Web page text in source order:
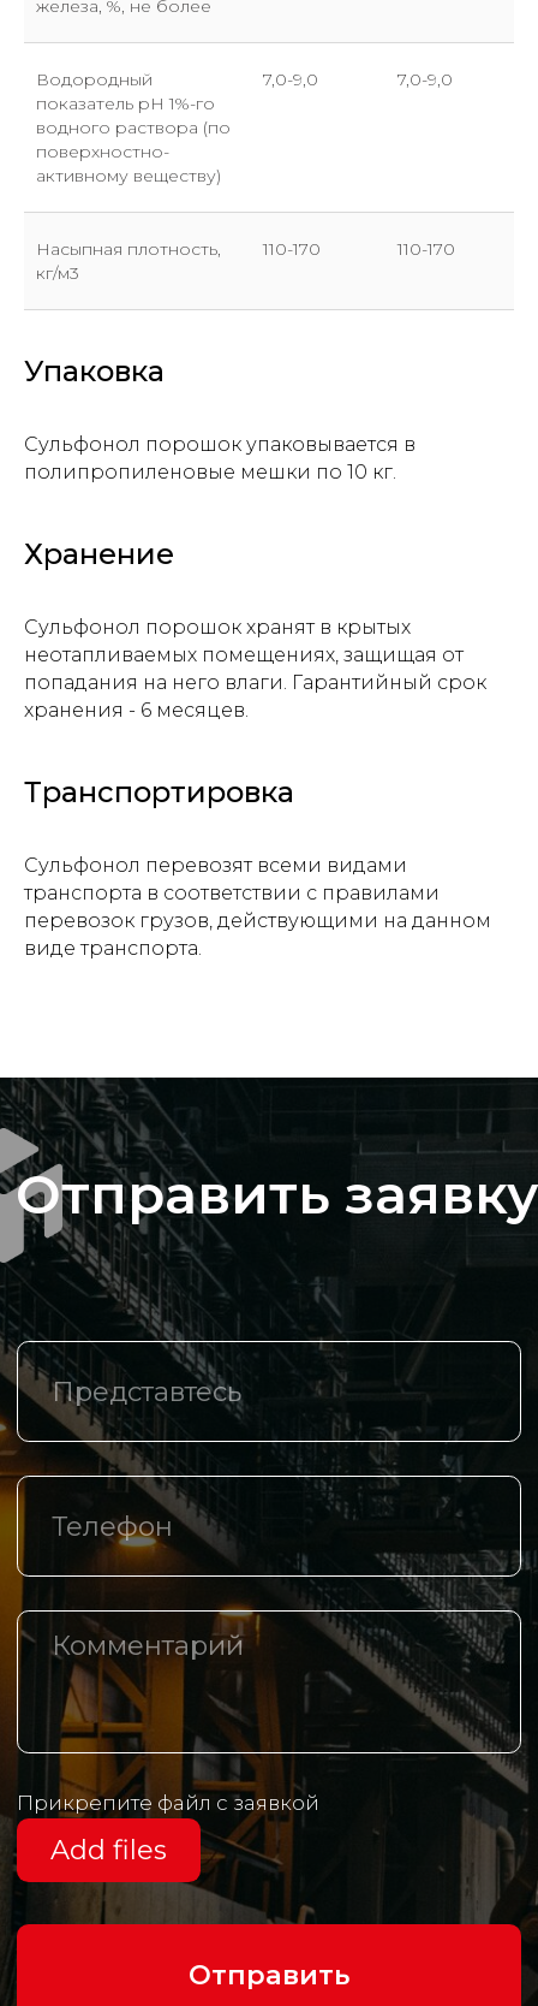
железа, %, не более
Водородный
показатель pH 1%-го
водного раствора (по
поверхностно-
активному веществу)
7,0-9,0 7,0-9,0
Насыпная плотность,
кг/м3
110-170 110-170
Упаковка
Сульфонол порошок упаковывается в
полипропиленовые мешки по 10 кг.
Хранение
Сульфонол порошок хранят в крытых
неотапливаемых помещениях, защищая от
попадания на него влаги. Гарантийный срок
хранения - 6 месяцев.
Транспортировка
Сульфонол перевозят всеми видами
транспорта в соответствии с правилами
перевозок грузов, действующими на данном
виде транспорта.
Add files
Отправить
Отправить заявку
Нажимая на кнопку, вы даете
конфиденциальности
О компании
Каталог
Спецпредложения
Доставка и оплата
Логистические центры
Компания
Контакты
Маршала Рыбалко, д.З, оф. 425
+7 (342) 206 77 73
info@th-m.ru
Реквизиты
Политика в отношении обработки
персональных данных